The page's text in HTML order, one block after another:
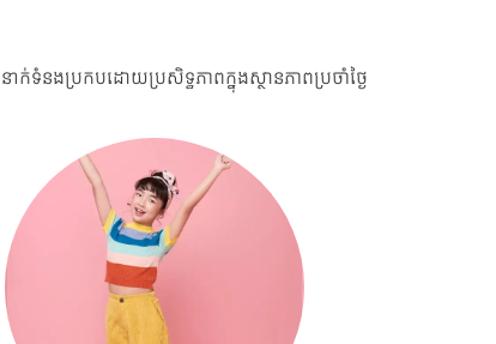
ាក់ទំនងប្រកបដោយប្រសិទ្ធភាពក្នុងស្ថានភាពប្រចាំថ្ងៃ